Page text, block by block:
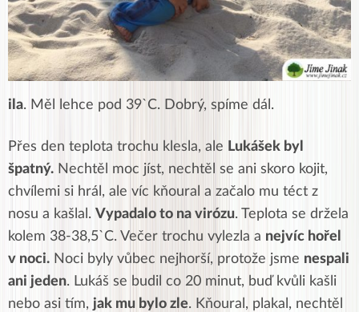
ila. Měl lehce pod 39`C. Dobrý, spíme dál.
Přes den teplota trochu klesla, ale Lukášek byl
špatný. Nechtěl moc jíst, nechtěl se ani skoro kojit,
chvílemi si hrál, ale víc kňoural a začalo mu téct z
nosu a kašlal. Vypadalo to na virózu. Teplota se držela
kolem 38-38,5`C. Večer trochu vylezla a nejvíc hořel
v noci. Noci byly vůbec nejhorší, protože jsme nespali
ani jeden. Lukáš se budil co 20 minut, buď kvůli kašli
nebo asi tím, jak mu bylo zle. Kňoural, plakal, nechtěl